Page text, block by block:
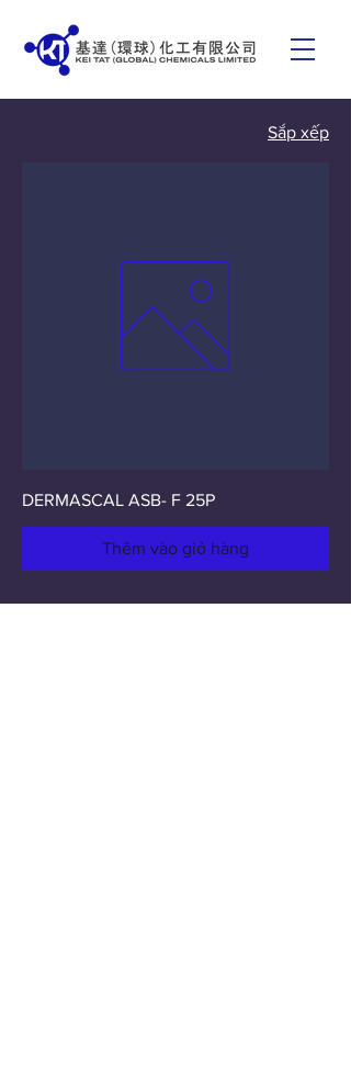
Sắp xếp
DERMASCAL ASB- F 25P
Thêm vào giỏ hàng